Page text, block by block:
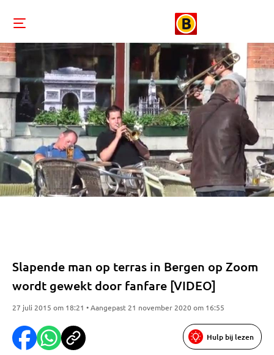
Slapende man op terras in Bergen op Zoom
wordt gewekt door fanfare [VIDEO]
27 juli 2015 om 18:21 • Aangepast 21 november 2020 om 16:55
Hulp bij lezen